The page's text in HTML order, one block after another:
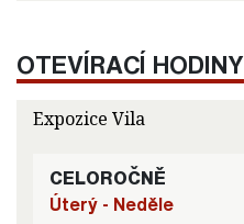
OTEVÍRACÍ HODINY
Expozice Vila
CELOROČNĚ
Úterý - Neděle